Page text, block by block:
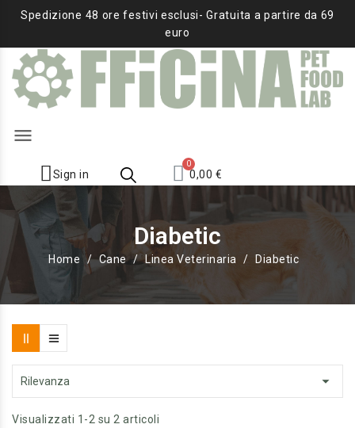
Spedizione 48 ore festivi esclusi- Gratuita a partire da 69
euro
menu
Sign in 0,00 €
Diabetic
Home Cane Linea Veterinaria Diabetic
Rilevanza 
Visualizzati 1-2 su 2 articoli